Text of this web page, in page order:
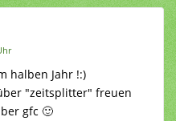
halben Jahr !:)
"zeitsplitter" freuen
gfc 🙂